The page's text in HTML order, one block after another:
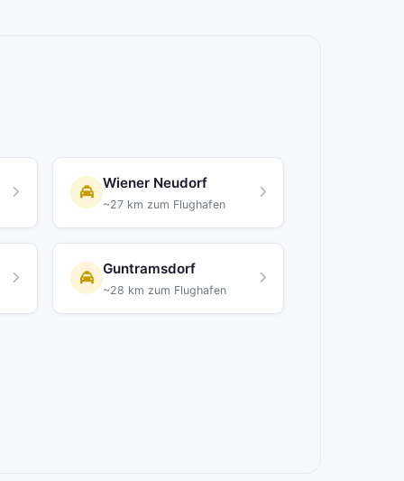
Wiener Neudorf
~27 km zum Flughafen
Guntramsdorf
~28 km zum Flughafen